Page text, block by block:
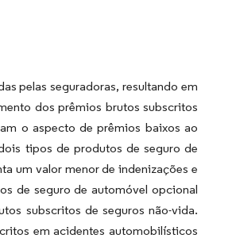
pelas seguradoras, resultando em
dos prêmios brutos subscritos
o aspecto de prêmios baixos ao
tipos de produtos de seguro de
um valor menor de indenizações e
de seguro de automóvel opcional
subscritos de seguros não-vida.
em acidentes automobilísticos